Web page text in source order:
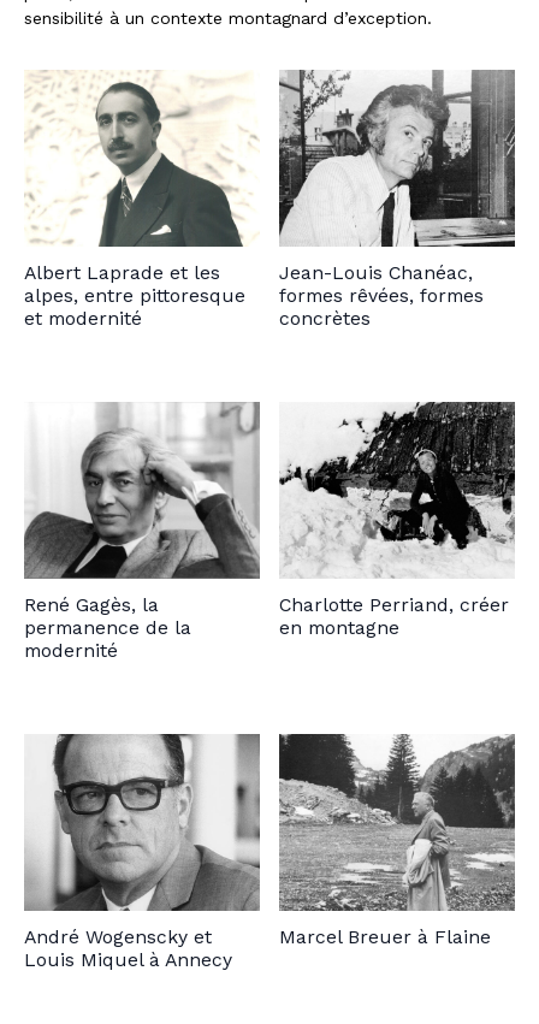
sensibilité à un contexte montagnard d’exception.
Albert Laprade et les
alpes, entre pittoresque
et modernité
Jean-Louis Chanéac,
formes rêvées, formes
concrètes
René Gagès, la
permanence de la
modernité
Charlotte Perriand, créer
en montagne
André Wogenscky et
Louis Miquel à Annecy
Marcel Breuer à Flaine